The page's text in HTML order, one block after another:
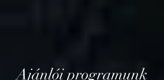
Ajánlói programunk